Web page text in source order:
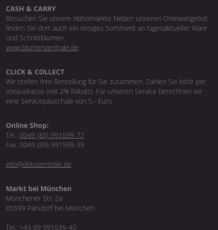
CASH & CARRY
Besuchen Sie unsere Abholmärkte Neben unseren Onlineangebot
finden Sie dort auch ein riesiges Sortiment an tagesaktueller Ware
und Schnittblumen.
www.blumenzentrale.de
CLICK & COLLECT
Wir stellen Ihre Bestellung für Sie zusammen. Zahlen Sie bitte per
Vorauskasse (mit 2% Rabatt). Für unseren Service berechnen wir
eine Servicepauschale von 5,- Euro.
Online Shop:
Tel.: 0049 (89) 991599-77
Fax: 0049 (89) 991599-39
info@dekozentrale.de
Markt bei München
Münchener Str. 2a
85599 Parsdorf bei München
Tel.: +49 89 991599-40